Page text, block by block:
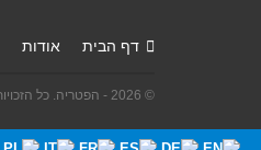
דף הבית אודות
© 2026 - הפטריה. כל הזכויות שמורות.